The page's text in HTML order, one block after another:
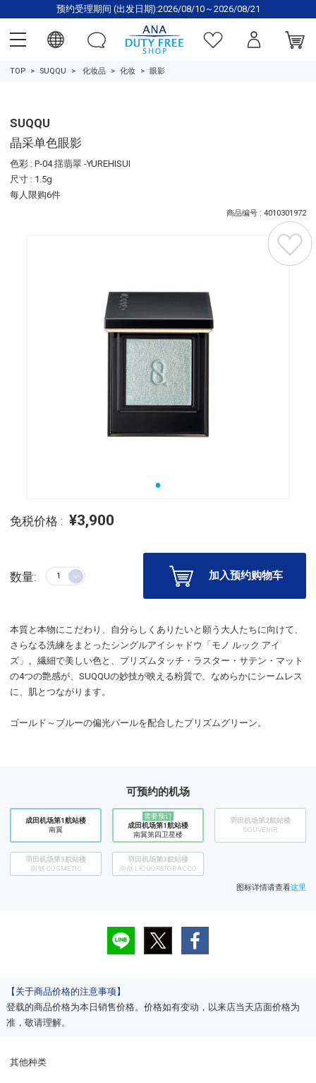
预约受理期间 (出发日期):2026/08/10～2026/08/21
TOP SUQQU 化妆品 化妆 眼影
SUQQU
晶采单色眼影
色彩 : P-04 揺翡翠 -YUREHISUI
尺寸 : 1.5g
每人限购6件
商品编号 : 4010301972
免税价格 : ¥3,900
数量: 加入预约购物车
本質と本物にこだわり、自分らしくありたいと願う大人たちに向けて、
さらなる洗練をまとったシングルアイシャドウ「モノ ルック アイ
ズ」。繊細で美しい色と、プリズムタッチ・ラスター・サテン・マット
の4つの艶感が、SUQQUの妙技が映える粉質で、なめらかにシームレス
に、肌とつながります。
ゴールド～ブルーの偏光パールを配合したプリズムグリーン。
可预约的机场
成田机场第1航站楼
南翼
需要预订
成田机场第1航站楼
南翼第四卫星楼
​羽田机场第2航站楼
SOUVENIR
羽田机场第3航站楼
南侧 COSMETIC
羽田机场第3航站楼
南侧 LIQUOR&TOBACCO
图标详情请查看这里
【关于商品价格的注意事项】
登载的商品价格为本日销售价格。价格如有变动，以来店当天店面价格为
准，敬请理解。
其他种类